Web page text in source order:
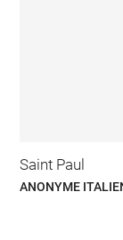
Saint Paul